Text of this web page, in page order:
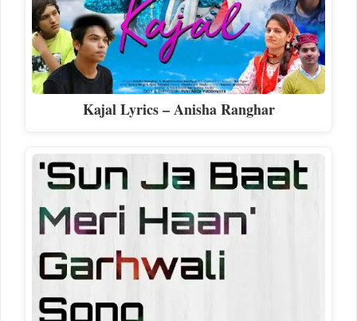
Kajal Lyrics – Anisha Ranghar